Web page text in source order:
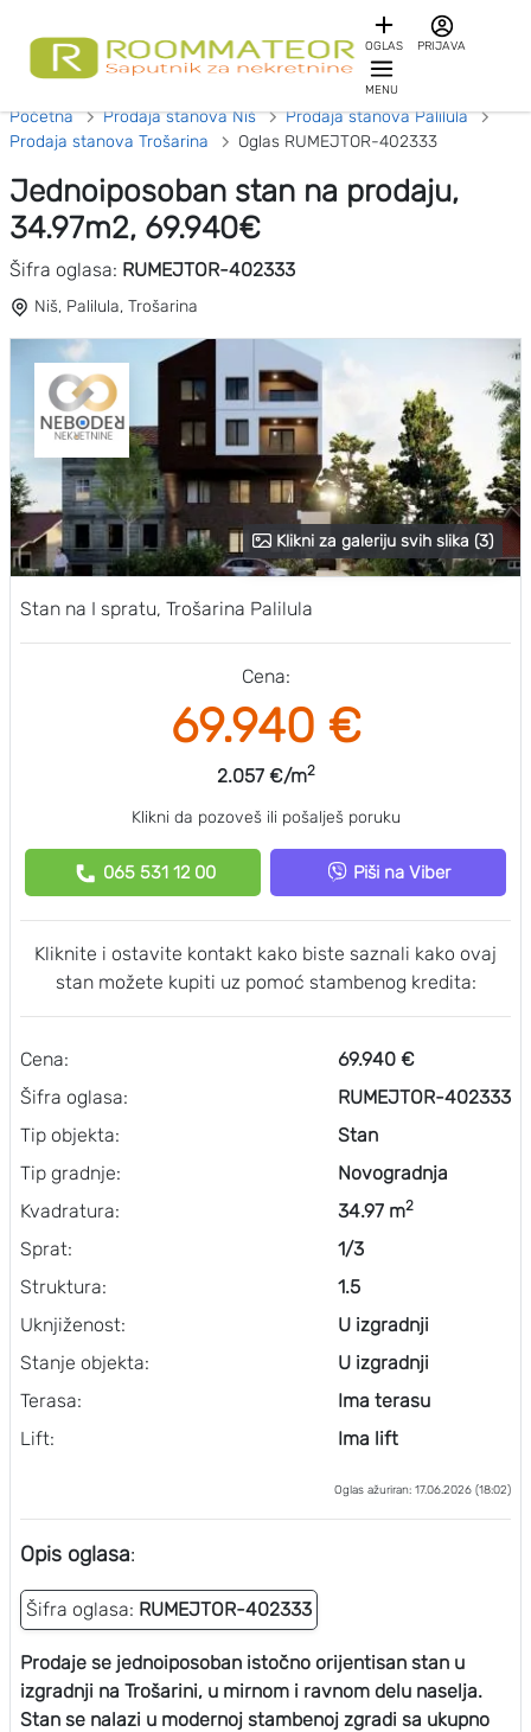
OGLAS PRIJAVA
MENU
Početna Prodaja stanova Niš
Prodaja stanova Palilula
Prodaja stanova Trošarina
Oglas RUMEJTOR-402333
Jednoiposoban stan na prodaju,
34.97m2, 69.940€
Šifra oglasa: RUMEJTOR-402333
Niš, Palilula, Trošarina
Klikni za galeriju svih slika (3)
Stan na I spratu, Trošarina Palilula
Cena:
69.940 €
2.057 €/m2
Klikni da pozoveš ili pošalješ poruku
065 531 12 00 Piši na Viber
Kliknite i ostavite kontakt kako biste saznali kako ovaj
stan možete kupiti uz pomoć stambenog kredita:
Cena:
Šifra oglasa:
Tip objekta:
Tip gradnje:
Kvadratura:
Sprat:
Struktura:
Uknjiženost:
Stanje objekta:
Terasa:
Lift:
69.940 €
RUMEJTOR-402333
Stan
Novogradnja
34.97 m2
1/3
1.5
U izgradnji
U izgradnji
Ima terasu
Ima lift
Oglas ažuriran: 17.06.2026 (18:02)
Opis oglasa:
Šifra oglasa: RUMEJTOR-402333
Prodaje se jednoiposoban istočno orijentisan stan u
izgradnji na Trošarini, u mirnom i ravnom delu naselja.
Stan se nalazi u modernoj stambenoj zgradi sa ukupno